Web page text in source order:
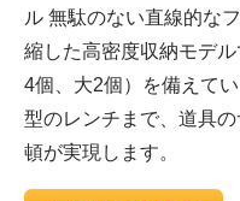
ル 無駄のない直線的な
縮した高密度収納モデ
4個、大2個）を備えて
型のレンチまで、道具
頓が実現します。